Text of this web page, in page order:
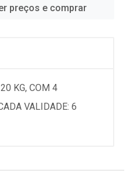
preços e comprar
KG, COM 4
VALIDADE: 6